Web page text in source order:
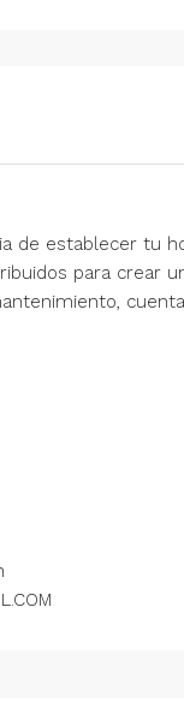
de establecer tu
para crear
cuenta